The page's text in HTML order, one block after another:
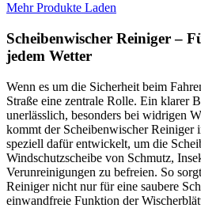
Mehr Produkte Laden
Scheibenwischer Reiniger –
jedem Wetter
Wenn es um die Sicherheit beim
Straße eine zentrale Rolle. Ein klarer
unerlässlich, besonders bei widrigen
kommt der Scheibenwischer Reiniger
speziell dafür entwickelt, um die
Windschutzscheibe von Schmutz,
Verunreinigungen zu befreien. So
Reiniger nicht nur für eine saubere
einwandfreie Funktion der